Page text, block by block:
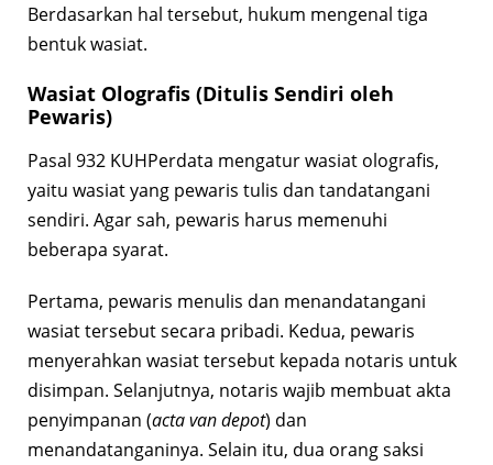
Berdasarkan hal tersebut, hukum mengenal tiga
bentuk wasiat.
Wasiat Olografis (Ditulis Sendiri oleh
Pewaris)
Pasal 932 KUHPerdata mengatur wasiat olografis,
yaitu wasiat yang pewaris tulis dan tandatangani
sendiri. Agar sah, pewaris harus memenuhi
beberapa syarat.
Pertama, pewaris menulis dan menandatangani
wasiat tersebut secara pribadi. Kedua, pewaris
menyerahkan wasiat tersebut kepada notaris untuk
disimpan. Selanjutnya, notaris wajib membuat akta
penyimpanan (acta van depot) dan
menandatanganinya. Selain itu, dua orang saksi